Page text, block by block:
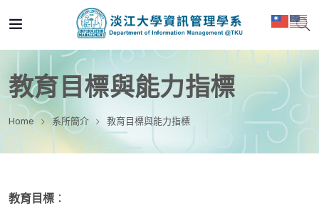
教育目標與能力指標
Home 系所簡介 教育目標與能力指標
教育目標 ：